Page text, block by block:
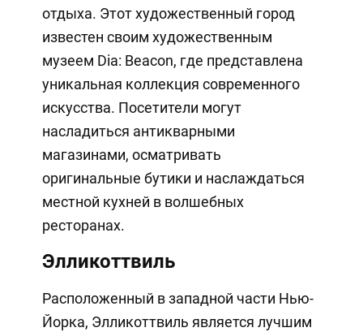
отдыха. Этот художественный город
известен своим художественным
музеем Dia: Beacon, где представлена
уникальная коллекция современного
искусства. Посетители могут
насладиться антикварными
магазинами, осматривать
оригинальные бутики и наслаждаться
местной кухней в волшебных
ресторанах.
Элликоттвиль
Расположенный в западной части Нью-
Йорка, Элликоттвиль является лучшим